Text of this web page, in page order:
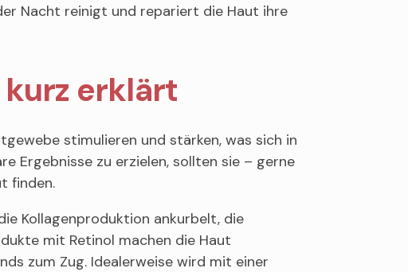
Nacht reinigt und repariert die Haut ihre
erklärt
stimulieren und stärken, was sich in
Ergebnisse zu erzielen, sollten sie – gerne
finden.
Kollagenproduktion ankurbelt, die
mit Retinol machen die Haut
zum Zug. Idealerweise wird mit einer